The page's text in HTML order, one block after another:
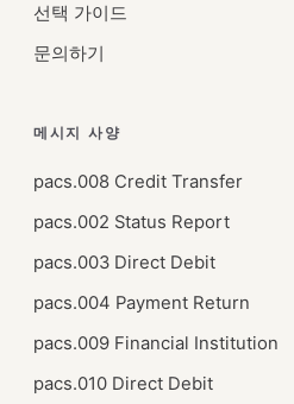
선택 가이드
문의하기
메시지 사양
pacs.008 Credit Transfer
pacs.002 Status Report
pacs.003 Direct Debit
pacs.004 Payment Return
pacs.009 Financial Institution
pacs.010 Direct Debit